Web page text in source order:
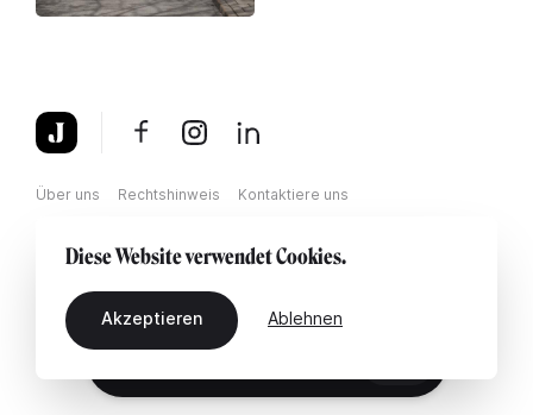
Über uns Rechtshinweis Kontaktiere uns
Diese Website verwendet Cookies.
Akzeptieren Ablehnen